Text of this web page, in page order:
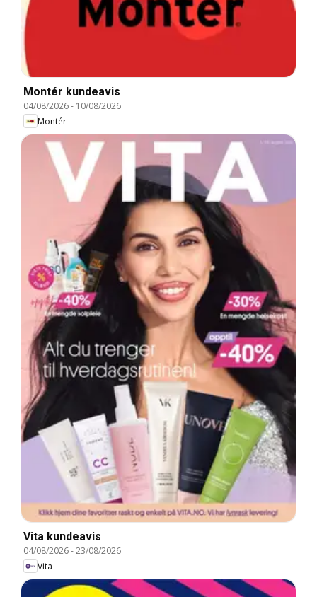
Montér kundeavis
04/08/2026- 10/08/2026
Montér
Vita kundeavis
04/08/2026-23/08/2026
Vita